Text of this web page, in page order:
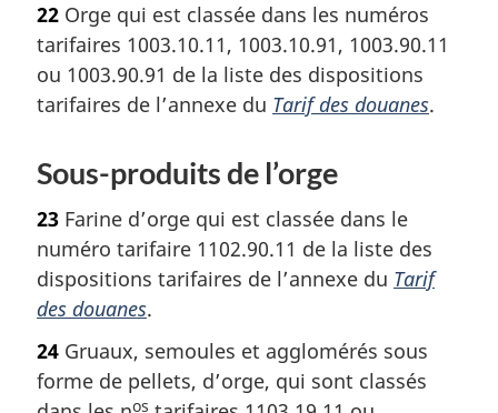
22 Orge qui est classée dans les numéros
tarifaires 1003.10.11, 1003.10.91, 1003.90.11
ou 1003.90.91 de la liste des dispositions
tarifaires de l’annexe du Tarif des douanes.
Sous-produits de l’orge
23 Farine d’orge qui est classée dans le
numéro tarifaire 1102.90.11 de la liste des
dispositions tarifaires de l’annexe du Tarif
des douanes.
24 Gruaux, semoules et agglomérés sous
forme de pellets, d’orge, qui sont classés
os